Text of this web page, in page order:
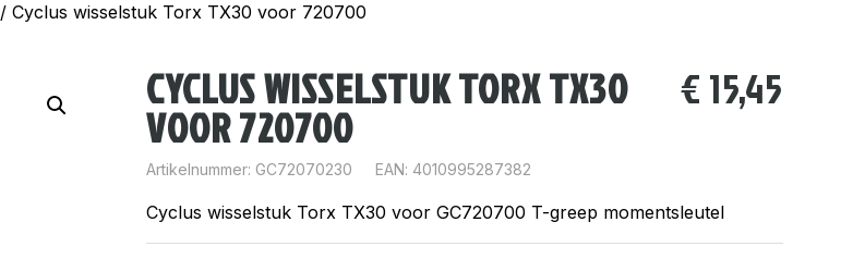
/ Cyclus wisselstuk Torx TX30 voor 720700
CYCLUS WISSELSTUK TORX TX30
VOOR 720700
€ 15,45
Artikelnummer: GC72070230 EAN: 4010995287382
Cyclus wisselstuk Torx TX30 voor GC720700 T-greep momentsleutel